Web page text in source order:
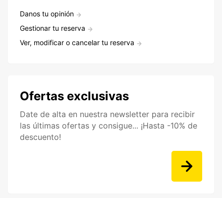
Danos tu opinión
Gestionar tu reserva
Ver, modificar o cancelar tu reserva
Ofertas exclusivas
Date de alta en nuestra newsletter para recibir
las últimas ofertas y consigue... ¡Hasta -10% de
descuento!